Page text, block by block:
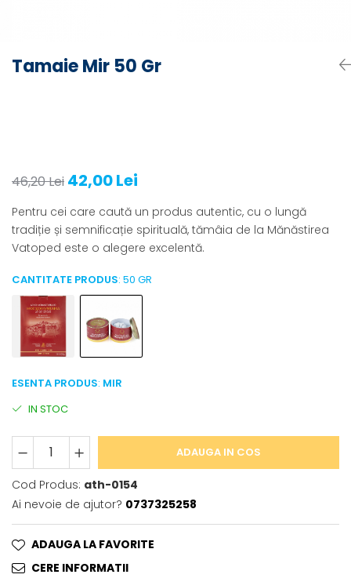
Tamaie Mir 50 Gr
46,20 Lei 42,00 Lei
Pentru cei care caută un produs autentic, cu o lungă
tradiție și semnificație spirituală, tămâia de la Mănăstirea
Vatoped este o alegere excelentă.
CANTITATE PRODUS: 50 GR
ESENTA PRODUS: MIR
IN STOC
ADAUGA IN COS
Cod Produs: ath-0154
Ai nevoie de ajutor? 0737325258
ADAUGA LA FAVORITE
CERE INFORMATII